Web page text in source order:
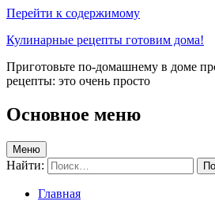
Перейти к содержимому
Кулинарные рецепты готовим дома!
Приготовьте по-домашнему в доме
рецепты: это очень просто
Основное меню
Меню
Найти:
Главная